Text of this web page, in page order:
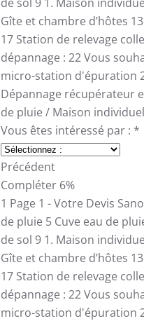
Gîte et chambre d’hôtes 13
17 Station de relevage
dépannage : 22Vous
micro-station d'épuration
Dépannage récupérateur
de pluie / Maison
Vous êtes intéressé par : *
Précédent
Compléter 6%
1 Page 1 - Votre Devis
de pluie 5 Cuve eau de
de sol 9 1. Maison
Gîte et chambre d’hôtes 13
17 Station de relevage
dépannage : 22Vous
micro-station d'épuration